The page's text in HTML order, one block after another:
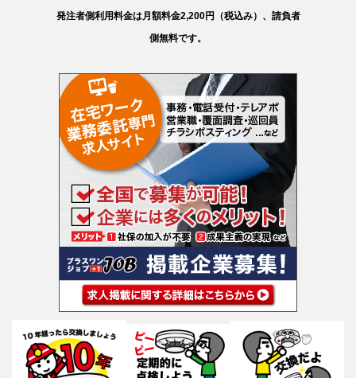
発注者側利用料金は月額料金2,200円（税込み）、請負者
側無料です。